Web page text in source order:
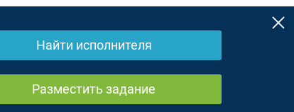
Отказ от ответственности
Найти исполнителя
Разместить задание